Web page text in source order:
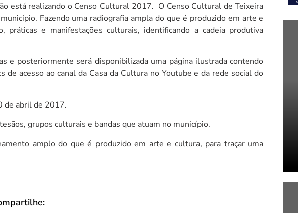
está realizando o Censo Cultural 2017. O Censo Cultural de Teixeira
Fazendo uma radiografia ampla do que é produzido em arte e
práticas e manifestações culturais, identificando a cadeia produtiva
e posteriormente será disponibilizada uma página ilustrada contendo
acesso ao canal da Casa da Cultura no Youtube e da rede social do
de abril de 2017.
grupos culturais e bandas que atuam no município.
amplo do que é produzido em arte e cultura, para traçar uma
enrola enquanto cidade
respostas urgentes
Gestão enrola enquanto cidade
cobra respostas urgentes